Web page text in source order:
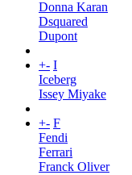
Donna Karan
Dsquared
Dupont
+- I
Iceberg
Issey Miyake
+- F
Fendi
Ferrari
Franck Oliver